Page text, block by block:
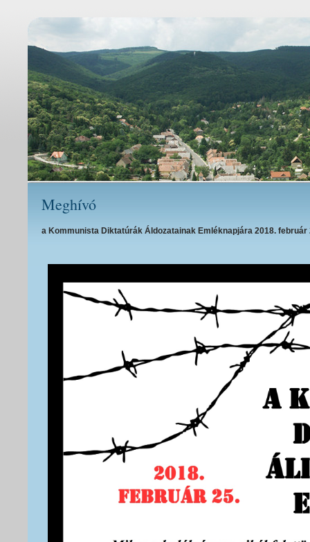
Meghívó
a Kommunista Diktatúrák Áldozatainak Emléknapjára 2018. február